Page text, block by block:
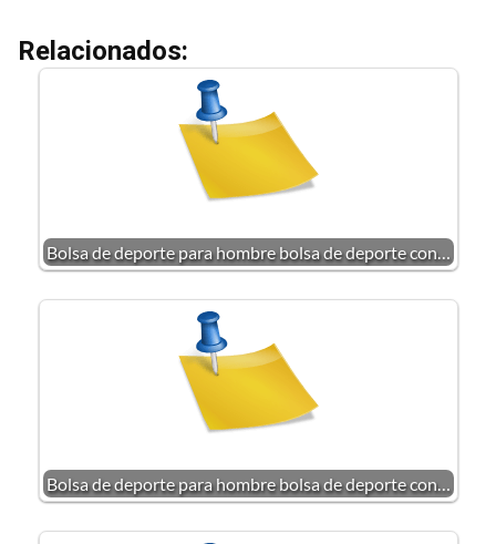
Relacionados:
Bolsa de deporte para hombre bolsa de deporte con…
Bolsa de deporte para hombre bolsa de deporte con…